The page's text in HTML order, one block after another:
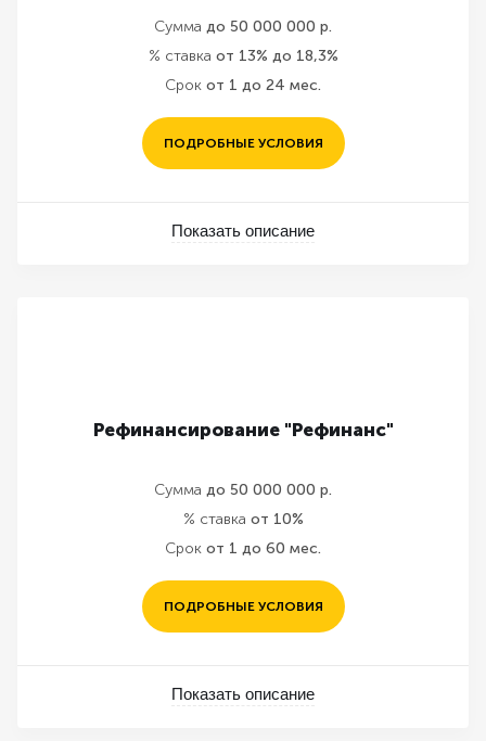
Сумма до 50 000 000 р.
% ставка от 13% до 18,3%
Срок от 1 до 24 мес.
ПОДРОБНЫЕ УСЛОВИЯ
Показать описание
Рефинансирование "Рефинанс"
Сумма до 50 000 000 р.
% ставка от 10%
Срок от 1 до 60 мес.
ПОДРОБНЫЕ УСЛОВИЯ
Показать описание